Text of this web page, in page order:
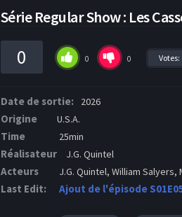
Série Regular Show : Les
0 0 0 Votes:
Date de sortie: 2026
Origine U.S.A.
Time 25min
Réalisateur J.G. Quintel
Acteurs J.G. Quintel, William Salyers,
Last Edit: Ajout de l'épisode